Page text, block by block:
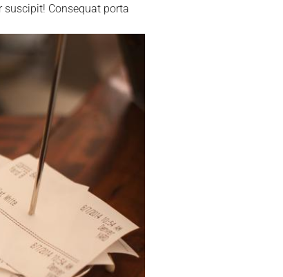
suscipit! Consequat porta